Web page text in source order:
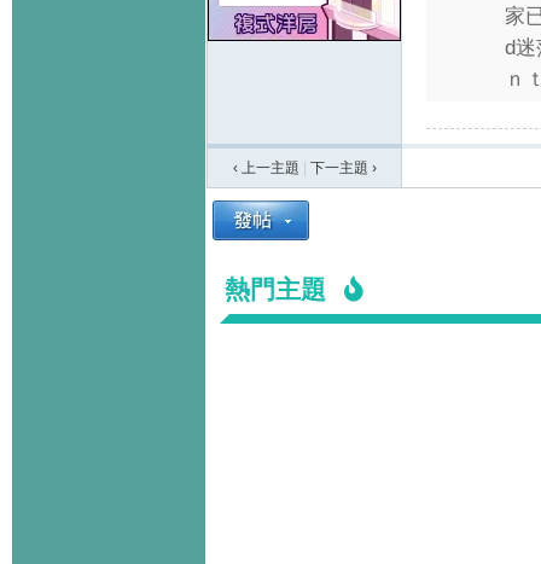
家
d
ｎ
‹ 上一主題 下一主題 ›
熱門主題